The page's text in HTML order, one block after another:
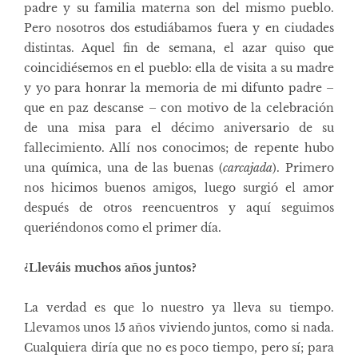
padre y su familia materna son del mismo pueblo.
Pero nosotros dos estudiábamos fuera y en ciudades
distintas. Aquel fin de semana, el azar quiso que
coincidiésemos en el pueblo: ella de visita a su madre
y yo para honrar la memoria de mi difunto padre –
que en paz descanse – con motivo de la celebración
de una misa para el décimo aniversario de su
fallecimiento. Allí nos conocimos; de repente hubo
una química, una de las buenas (carcajada). Primero
nos hicimos buenos amigos, luego surgió el amor
después de otros reencuentros y aquí seguimos
queriéndonos como el primer día.
¿Lleváis muchos años juntos?
La verdad es que lo nuestro ya lleva su tiempo.
Llevamos unos 15 años viviendo juntos, como si nada.
Cualquiera diría que no es poco tiempo, pero sí; para